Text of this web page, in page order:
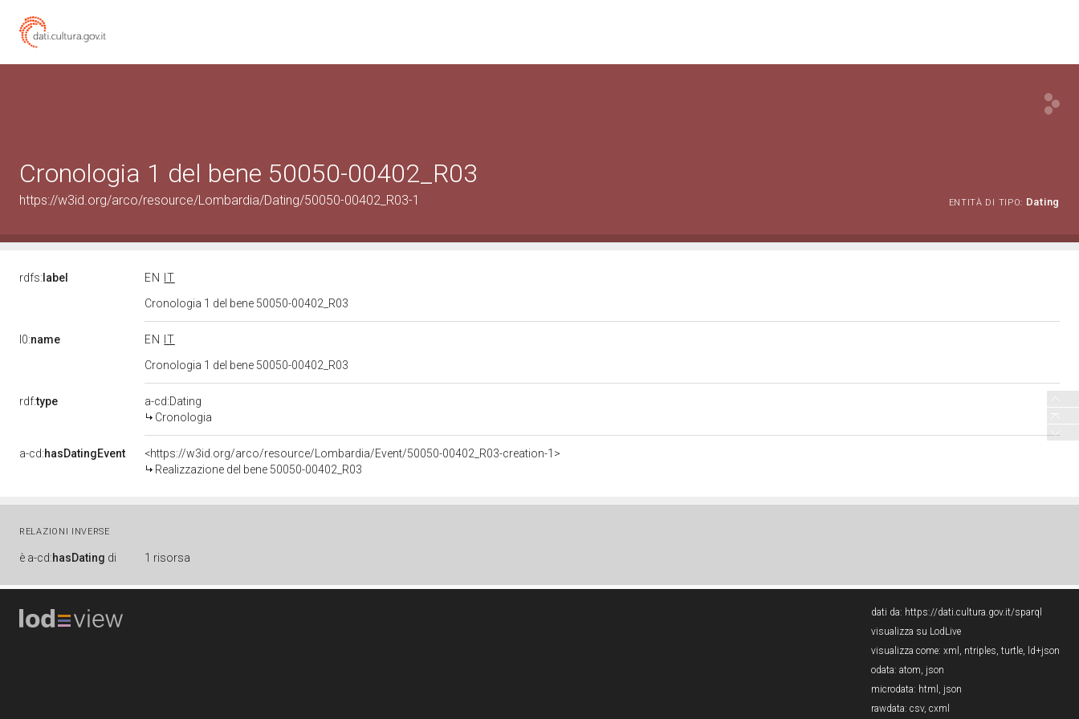
Cronologia 1 del bene 50050-00402_R03
https://w3id.org/arco/resource/Lombardia/Dating/50050-00402_R03-1 ENTITÀ DI TIPO: Dating
rdfs: label EN
IT
Cronologia 1 del bene 50050-00402_R03
l0:name EN
IT
Cronologia 1 del bene 50050-00402_R03
rdf:type
a-cd:Dating
Cronologia
a-cd:hasDatingEvent
<https://w3id.org/arco/resource/Lombardia/Event/50050-00402_R03-creation-1>
Realizzazione del bene 50050-00402_R03
RELAZIONI INVERSE
è a-cd:hasDating di 1 risorsa
dati da: https://dati.cultura.gov.it/sparql
visualizza su LodLive
visualizza come: xml , ntriples, turtle, ld+json
odata: atom, json
microdata: html , json
rawdata: csv, cxml